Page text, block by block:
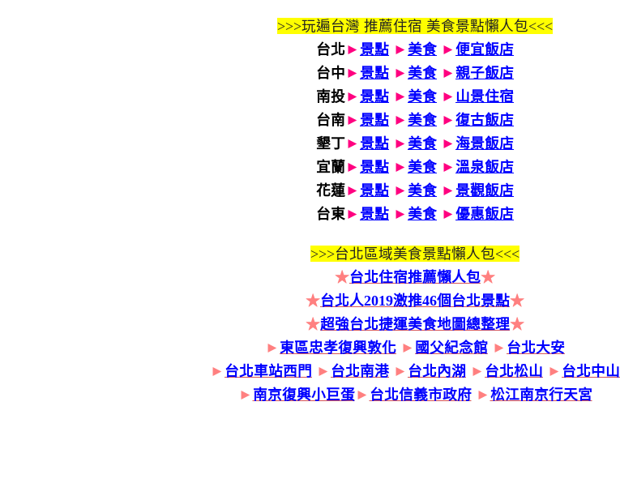
>>>玩遍台灣 推薦住宿 美食景點懶人包<<<
台北► 景點 ► 美食 ► 便宜飯店
台中 ► 景點 ► 美食 ► 親子飯店
南投► 景點 ► 美食 ► 山景住宿
台南► 景點 ► 美食 ► 復古飯店
墾丁► 景點 ► 美食 ► 海景飯店
宜蘭► 景點 ► 美食 ► 溫泉飯店
花蓮► 景點 ► 美食 ► 景觀飯店
台東► 景點 ► 美食 ► 優惠飯店
>>>台北區域美食景點懶人包<<<
★台北住宿推薦懶人包★
★台北人2019激推46個台北景點★
★超強台北捷運美食地圖總整理★
► 東區忠孝復興敦化 ► 國父紀念館 ► 台北大安
► 台北車站西門 ► 台北南港 ► 台北內湖 ► 台北松山 ► 台北中山
► 南京復興小巨蛋► 台北信義市政府► 松江南京行天宮